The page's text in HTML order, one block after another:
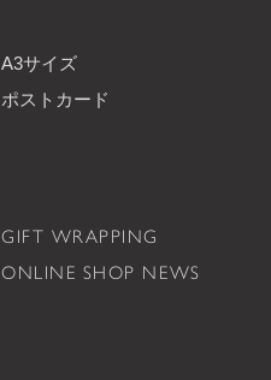
A3サイズ
ポストカード
GIFT WRAPPING
ONLINE SHOP NEWS